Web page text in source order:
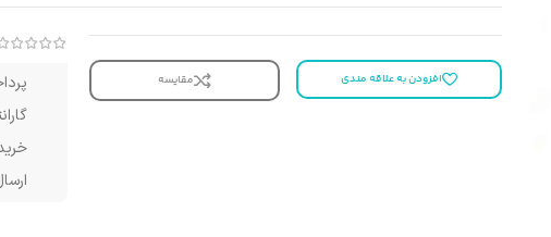
افزودن به علاقه مندی مقایسه
گارانتی 6
خرید 4 قسط با اسنپ